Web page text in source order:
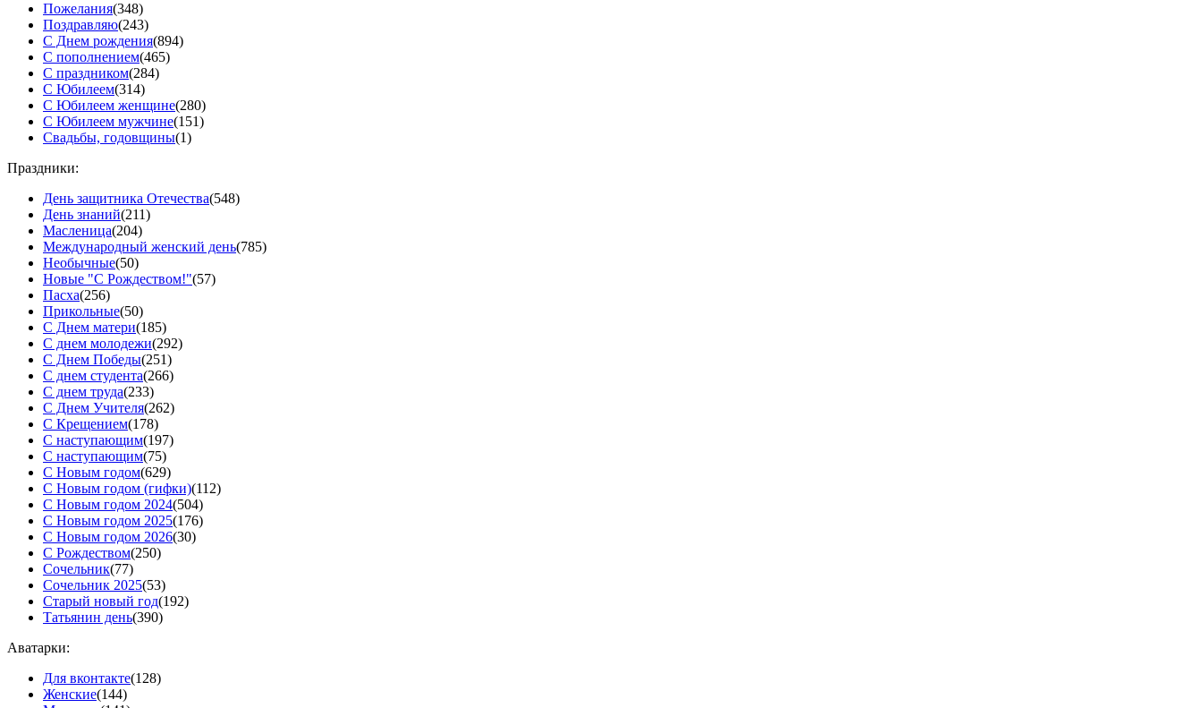
Пожелания(348)
Поздравляю(243)
С Днем рождения(894)
С пополнением(465)
С праздником(284)
С Юбилеем(314)
С Юбилеем женщине(280)
С Юбилеем мужчине(151)
Свадьбы, годовщины(1)
Праздники:
День защитника Отечества(548)
День знаний(211)
Масленица(204)
Международный женский день(785)
Необычные(50)
Новые "С Рождеством!"(57)
Пасха(256)
Прикольные(50)
С Днем матери(185)
С днем молодежи(292)
С Днем Победы(251)
С днем студента(266)
С днем труда(233)
С Днем Учителя(262)
С Крещением(178)
С наступающим(197)
С наступающим(75)
С Новым годом(629)
С Новым годом (гифки)(112)
С Новым годом 2024(504)
С Новым годом 2025(176)
С Новым годом 2026(30)
С Рождеством(250)
Сочельник(77)
Сочельник 2025(53)
Старый новый год(192)
Татьянин день(390)
Аватарки:
Для вконтакте(128)
Женские(144)